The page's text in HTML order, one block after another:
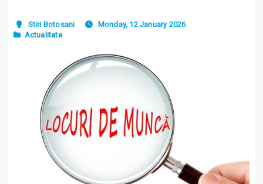
Stiri Botosani
Monday, 12 January 2026
Actualitate